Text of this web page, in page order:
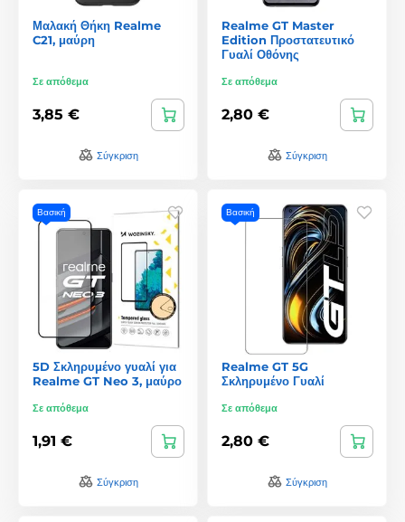
Μαλακή Θήκη Realme
C21, μαύρη
Σε απόθεμα
3,85 €
Σύγκριση
Realme GT Master
Edition Προστατευτικό
Γυαλί Οθόνης
Σε απόθεμα
2,80 €
Σύγκριση
Βασική
5D Σκληρυμένο γυαλί για
Realme GT Neo 3, μαύρο
Σε απόθεμα
1,91 €
Σύγκριση
Βασική
Realme GT 5G
Σκληρυμένο Γυαλί
Σε απόθεμα
2,80 €
Σύγκριση